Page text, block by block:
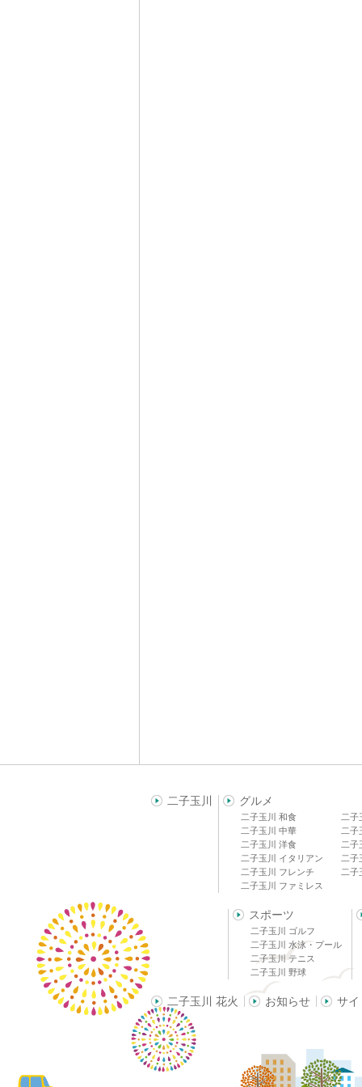
二子玉川 グルメ
二子玉川 和食
二子玉川 中華
二子玉川 洋食
二子玉川 イタリアン
二子玉川 フレンチ
二子玉川 ファミレス
二子
二子
二子
二子
二子
スポーツ
二子玉川 ゴルフ
二子玉川 水泳・プール
二子玉川 テニス
二子玉川 野球
二子玉川 花火 お知らせ サイ